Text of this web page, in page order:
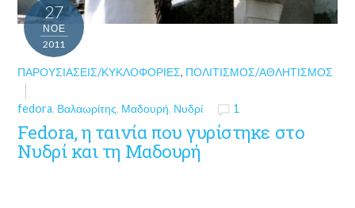
27
ΝΟΈ
2011
ΠΑΡΟΥΣΙΆΣΕΙΣ/ΚΥΚΛΟΦΟΡΊΕΣ, ΠΟΛΙΤΙΣΜΌΣ/ΑΘΛΗΤΙΣΜΌΣ
fedora, Βαλαωρίτης, Μαδουρή, Νυδρί 1
Fedora, η ταινία που γυρίστηκε στο
Νυδρί και τη Μαδουρή